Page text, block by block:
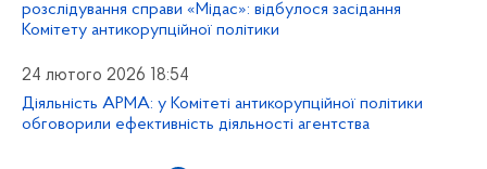
розслідування справи «Мідас»: відбулося засідання
Комітету антикорупційної політики
24 лютого 2026 18:54
Діяльність АРМА: у Комітеті антикорупційної політики
обговорили ефективність діяльності агентства